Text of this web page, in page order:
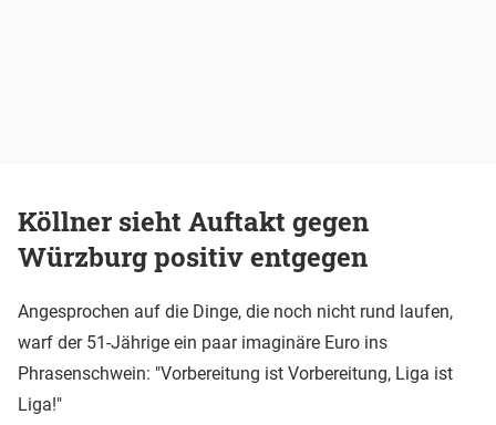
Köllner sieht Auftakt gegen
Würzburg positiv entgegen
Angesprochen auf die Dinge, die noch nicht rund laufen,
warf der 51-Jährige ein paar imaginäre Euro ins
Phrasenschwein: "Vorbereitung ist Vorbereitung, Liga ist
Liga!"